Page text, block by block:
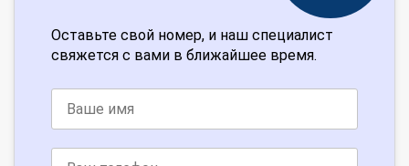
Оставьте свой номер, и наш специалист
свяжется с вами в ближайшее время.